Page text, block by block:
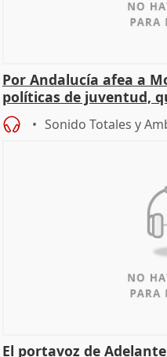
Por Andalucía afea a
políticas de juventud,
grande" a l
Sonido Totales y
El portavoz de